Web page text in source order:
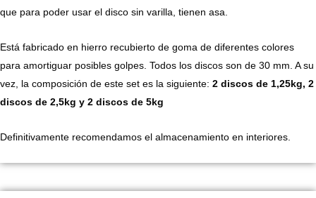
que para poder usar el disco sin varilla, tienen asa.
Está fabricado en hierro recubierto de goma de diferentes colores
para amortiguar posibles golpes. Todos los discos son de 30 mm. A su
vez, la composición de este set es la siguiente: 2 discos de 1,25kg, 2
discos de 2,5kg y 2 discos de 5kg
Definitivamente recomendamos el almacenamiento en interiores.